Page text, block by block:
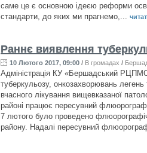
саме це є основною ідеєю реформи
стандарти, до яких ми прагнемо,...
Раннє виявлення
10 Лютого 2017, 09:00 / В громадах /
Адміністрація КУ «Бершадський
туберкульозу, онкозахворювань легень
вчасного лікування вищевказаної
районі працює пересувний
7 лютого було проведено
району. Надалі пересувний